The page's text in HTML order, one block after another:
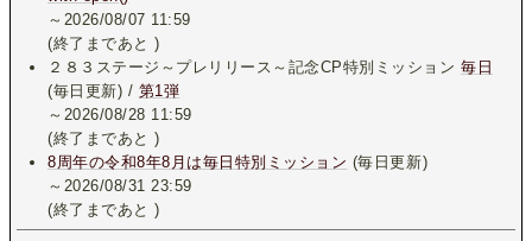
～2026/08/07 11:59
(終了まであと)
２８３ステージ～プレリリース～記念CP特別ミッション毎日
(毎日更新) / 第1弾
～2026/08/28 11:59
(終了まであと)
8周年の令和8年8月は毎日特別ミッション (毎日更新)
～2026/08/31 23:59
(終了まであと)